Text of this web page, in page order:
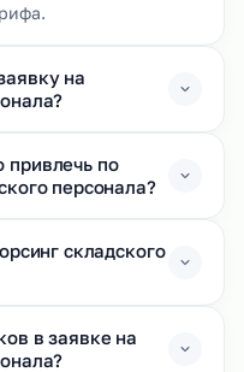
на
привлечь по
персонала?
складского
в заявке на